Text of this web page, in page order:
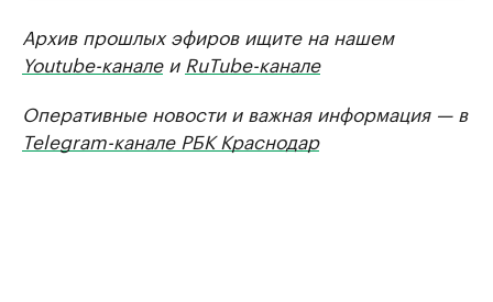
Архив прошлых эфиров ищите на нашем
Youtube-каналеи RuTube-канале
Оперативные новости и важная информация — в
Telegram-канале РБК Краснодар